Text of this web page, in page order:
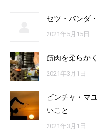
セツ・バンダ
2021年5月15日
筋肉を柔らか
2021年3月1日
ピンチャ・マ
いこと
2021年3月1日